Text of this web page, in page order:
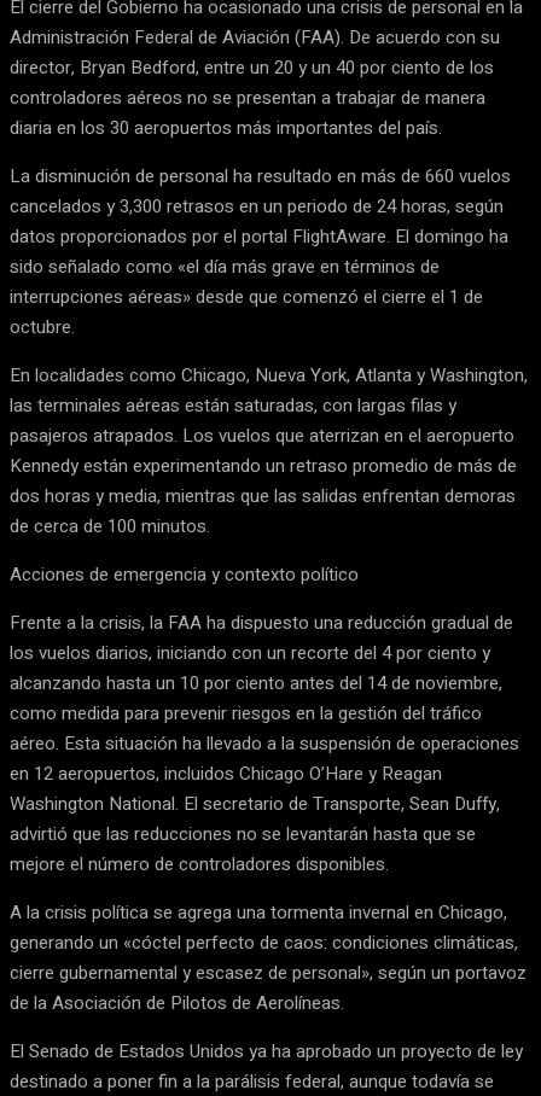
El cierre del Gobierno ha ocasionado una crisis de personal en la
Administración Federal de Aviación (FAA). De acuerdo con su
director, Bryan Bedford, entre un 20 y un 40 por ciento de los
controladores aéreos no se presentan a trabajar de manera
diaria en los 30 aeropuertos más importantes del país.
La disminución de personal ha resultado en más de 660 vuelos
cancelados y 3,300 retrasos en un periodo de 24 horas, según
datos proporcionados por el portal FlightAware. El domingo ha
sido señalado como «el día más grave en términos de
interrupciones aéreas» desde que comenzó el cierre el 1 de
octubre.
En localidades como Chicago, Nueva York, Atlanta y Washington,
las terminales aéreas están saturadas, con largas filas y
pasajeros atrapados. Los vuelos que aterrizan en el aeropuerto
Kennedy están experimentando un retraso promedio de más de
dos horas y media, mientras que las salidas enfrentan demoras
de cerca de 100 minutos.
Acciones de emergencia y contexto político
Frente a la crisis, la FAA ha dispuesto una reducción gradual de
los vuelos diarios, iniciando con un recorte del 4 por ciento y
alcanzando hasta un 10 por ciento antes del 14 de noviembre,
como medida para prevenir riesgos en la gestión del tráfico
aéreo. Esta situación ha llevado a la suspensión de operaciones
en 12 aeropuertos, incluidos Chicago O’Hare y Reagan
Washington National. El secretario de Transporte, Sean Duffy,
advirtió que las reducciones no se levantarán hasta que se
mejore el número de controladores disponibles.
A la crisis política se agrega una tormenta invernal en Chicago,
generando un «cóctel perfecto de caos: condiciones climáticas,
cierre gubernamental y escasez de personal», según un portavoz
de la Asociación de Pilotos de Aerolíneas.
El Senado de Estados Unidos ya ha aprobado un proyecto de ley
destinado a poner fin a la parálisis federal, aunque todavía se